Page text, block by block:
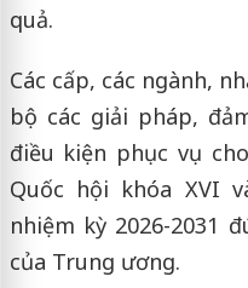
quả.
Các cấp, các ngành,
bộ các giải pháp,
điều kiện phục vụ
Quốc hội khóa XVI
nhiệm kỳ 2026-2031
của Trung ương.